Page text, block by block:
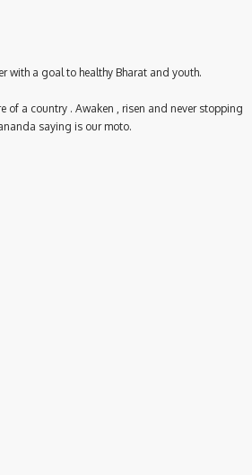
with a goal to healthy Bharat and youth.
of a country . Awaken , risen and never stopping
saying is our moto.